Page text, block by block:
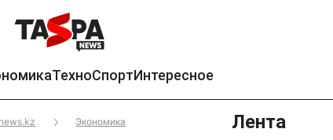
ТехноСпортИнтересное
Экономика Лента